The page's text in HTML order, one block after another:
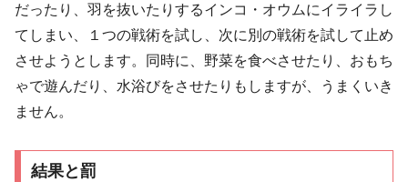
だったり、羽を抜いたりするインコ・オウムにイライラし
てしまい、１つの戦術を試し、次に別の戦術を試して止め
させようとします。同時に、野菜を食べさせたり、おもち
ゃで遊んだり、水浴びをさせたりもしますが、うまくいき
ません。
結果と罰